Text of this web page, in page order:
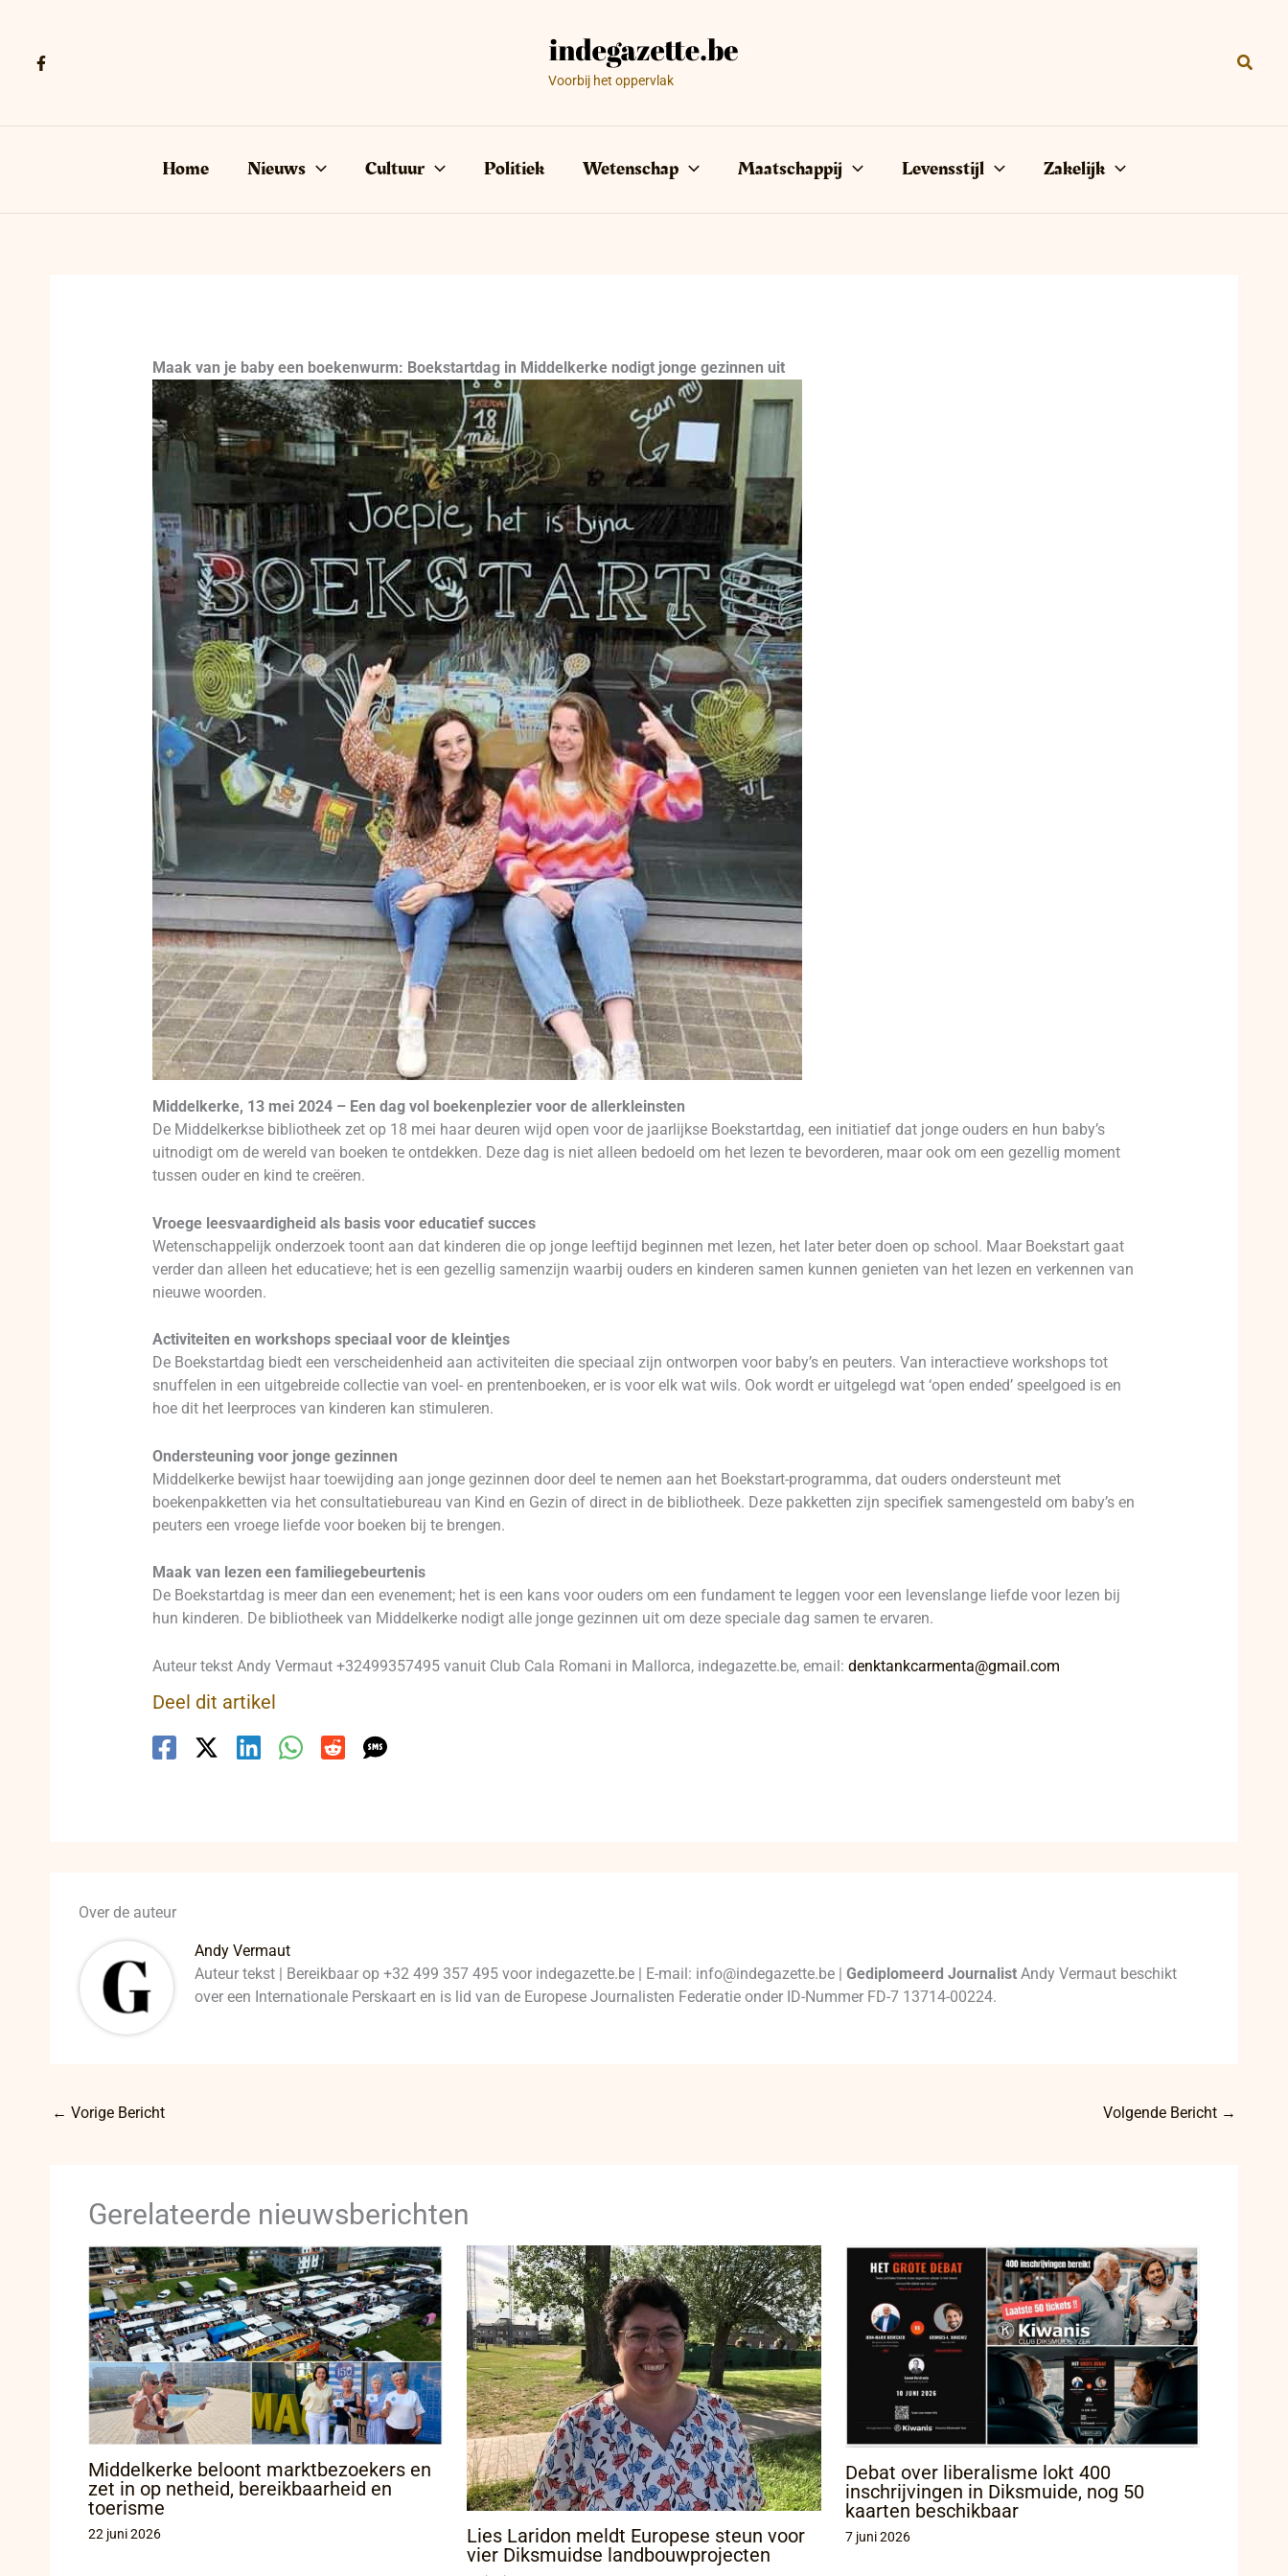
Voorbij het oppervlak
Home Nieuws Cultuur Politiek Wetenschap Maatschappij Levensstijl Zakelijk
Maak van je baby een boekenwurm: Boekstartdag in Middelkerke nodigt jonge gezinnen uit
Middelkerke, 13 mei 2024 – Een dag vol boekenplezier voor de allerkleinsten
De Middelkerkse bibliotheek zet op 18 mei haar deuren wijd open voor de jaarlijkse Boekstartdag, een initiatief dat jonge ouders en hun baby’s
uitnodigt om de wereld van boeken te ontdekken. Deze dag is niet alleen bedoeld om het lezen te bevorderen, maar ook om een gezellig moment
tussen ouder en kind te creëren.
Vroege leesvaardigheid als basis voor educatief succes
Wetenschappelijk onderzoek toont aan dat kinderen die op jonge leeftijd beginnen met lezen, het later beter doen op school. Maar Boekstart gaat
verder dan alleen het educatieve; het is een gezellig samenzijn waarbij ouders en kinderen samen kunnen genieten van het lezen en verkennen van
nieuwe woorden.
Activiteiten en workshops speciaal voor de kleintjes
De Boekstartdag biedt een verscheidenheid aan activiteiten die speciaal zijn ontworpen voor baby’s en peuters. Van interactieve workshops tot
snuffelen in een uitgebreide collectie van voel- en prentenboeken, er is voor elk wat wils. Ook wordt er uitgelegd wat ‘open ended’ speelgoed is en
hoe dit het leerproces van kinderen kan stimuleren.
Ondersteuning voor jonge gezinnen
Middelkerke bewijst haar toewijding aan jonge gezinnen door deel te nemen aan het Boekstart-programma, dat ouders ondersteunt met
boekenpakketten via het consultatiebureau van Kind en Gezin of direct in de bibliotheek. Deze pakketten zijn specifiek samengesteld om baby’s en
peuters een vroege liefde voor boeken bij te brengen.
Maak van lezen een familiegebeurtenis
De Boekstartdag is meer dan een evenement; het is een kans voor ouders om een fundament te leggen voor een levenslange liefde voor lezen bij
hun kinderen. De bibliotheek van Middelkerke nodigt alle jonge gezinnen uit om deze speciale dag samen te ervaren.
Auteur tekst Andy Vermaut +32499357495 vanuit Club Cala Romani in Mallorca, indegazette.be, email: denktankcarmenta@gmail.com
Deel dit artikel
Over de auteur
Andy Vermaut
Auteur tekst | Bereikbaar op +32 499 357 495 voor indegazette.be | E-mail: info@indegazette.be |Gediplomeerd Journalist Andy Vermaut beschikt
over een Internationale Perskaart en is lid van de Europese Journalisten Federatie onder ID-Nummer FD-7 13714-00224.
← Vorige Bericht Volgende Bericht →
Gerelateerde nieuwsberichten
Middelkerke beloont marktbezoekers en
zet in op netheid, bereikbaarheid en
toerisme
22 juni 2026
Lies Laridon meldt Europese steun voor
vier Diksmuidse landbouwprojecten
Debat over liberalisme lokt 400
inschrijvingen in Diksmuide, nog 50
kaarten beschikbaar
7 juni 2026